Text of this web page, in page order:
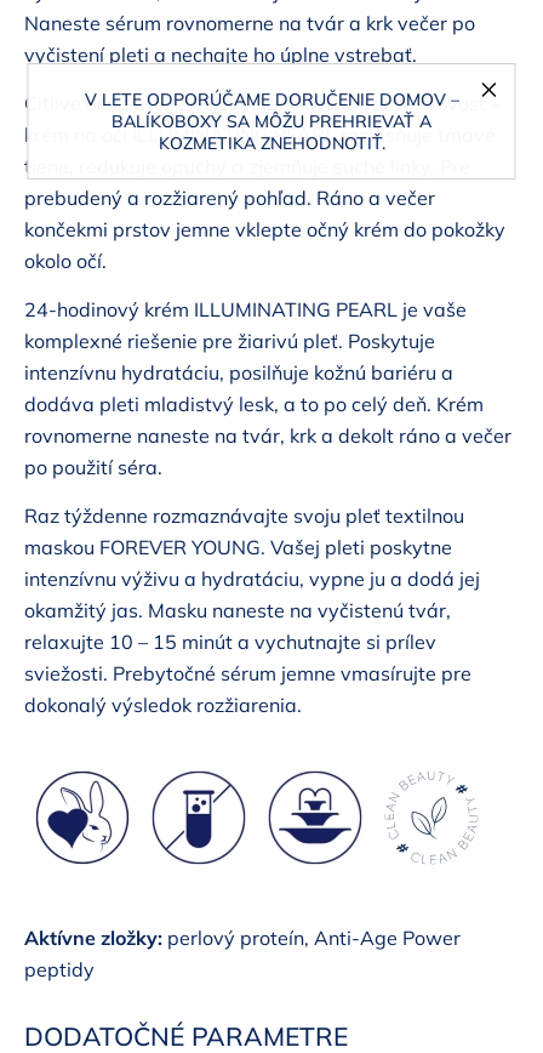
V LETE ODPORÚČAME DORUČENIE DOMOV –
BALÍKOBOXY SA MÔŽU PREHRIEVAŤ A
KOZMETIKA ZNEHODNOTIŤ.
Naneste sérum rovnomerne na tvár a krk večer po
vyčistení pleti a nechajte ho úplne vstrebať.
Citlivé očné okolie potrebuje špeciálnu starostlivosť –
krém na oči ILLUMINATING PEARL rozjasňuje tmavé
tiene, redukuje opuchy a zjemňuje suché linky. Pre
prebudený a rozžiarený pohľad. Ráno a večer
končekmi prstov jemne vklepte očný krém do pokožky
okolo očí.
24-hodinový krém ILLUMINATING PEARL je vaše
komplexné riešenie pre žiarivú pleť. Poskytuje
intenzívnu hydratáciu, posilňuje kožnú bariéru a
dodáva pleti mladistvý lesk, a to po celý deň. Krém
rovnomerne naneste na tvár, krk a dekolt ráno a večer
po použití séra.
Raz týždenne rozmaznávajte svoju pleť textilnou
maskou FOREVER YOUNG. Vašej pleti poskytne
intenzívnu výživu a hydratáciu, vypne ju a dodá jej
okamžitý jas. Masku naneste na vyčistenú tvár,
relaxujte 10 – 15 minút a vychutnajte si prílev
sviežosti. Prebytočné sérum jemne vmasírujte pre
dokonalý výsledok rozžiarenia.
Aktívne zložky: perlový proteín, Anti-Age Power
peptidy
DODATOČNÉ PARAMETRE